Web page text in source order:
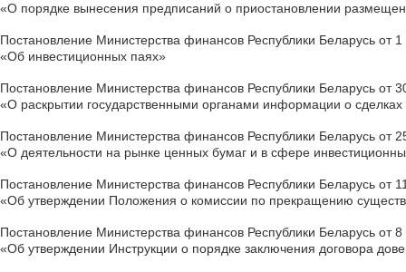
«О порядке вынесения предписаний о приостановлении
Постановление Министерства финансов Республики Беларусь от
«Об инвестиционных паях»
Постановление Министерства финансов Республики Беларусь от
«О раскрытии государственными органами информации о
Постановление Министерства финансов Республики Беларусь от
«О деятельности на рынке ценных бумаг и в сфере
Постановление Министерства финансов Республики Беларусь от
«Об утверждении Положения о комиссии по прекращению
Постановление Министерства финансов Республики Беларусь от
«Об утверждении Инструкции о порядке заключения договора